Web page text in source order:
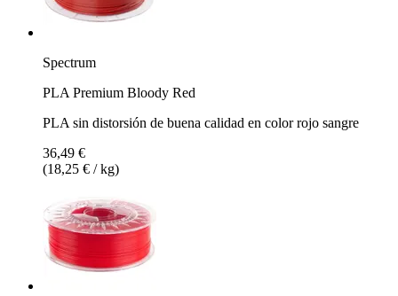
Spectrum
PLA Premium Bloody Red
PLA sin distorsión de buena calidad en color rojo sangre
36,49 €
(18,25 € / kg)